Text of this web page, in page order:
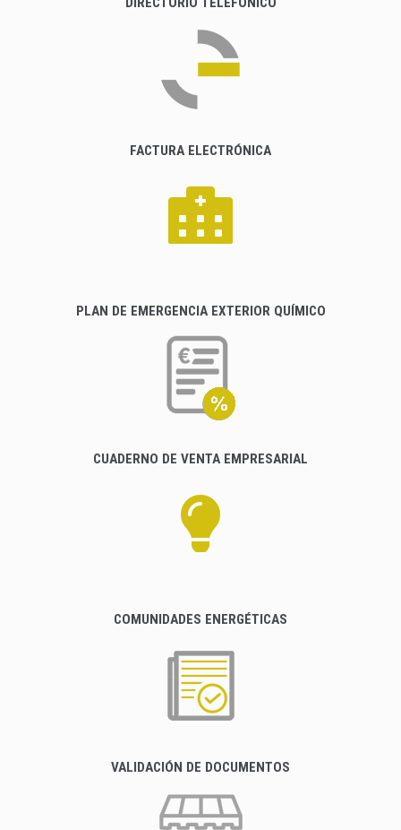
FACTURA ELECTRÓNICA
PLAN DE EMERGENCIA EXTERIOR QUÍMICO
CUADERNO DE VENTA EMPRESARIAL
COMUNIDADES ENERGÉTICAS
VALIDACIÓN DE DOCUMENTOS